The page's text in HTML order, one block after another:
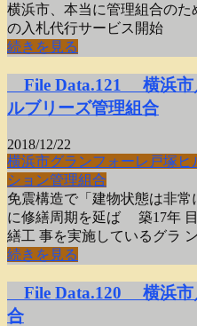
横浜市、本当に管理組合の
の入札代行サービス開始
続きを見る
File Data.121 横浜市
ルブリーズ管理組合
2018/12/22
横浜市グランフォーレ戸塚ヒ
ション管理組合
免震構造で「建物状態は非
に修繕周期を延ば 築17年
繕工 事を実施しているグラ
続きを見る
File Data.120 横浜市
合